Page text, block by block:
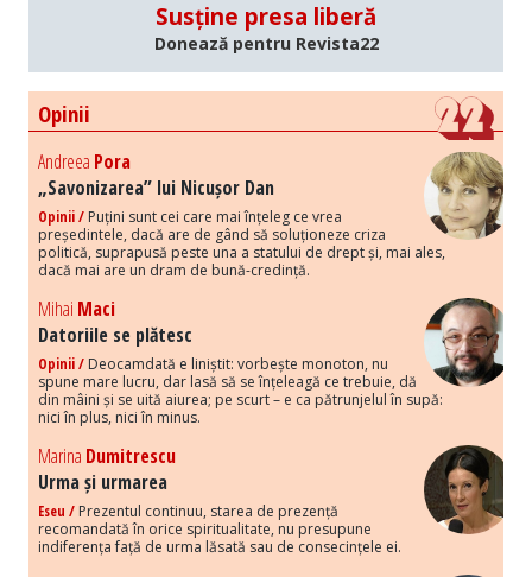
Susține presa liberă
Donează pentru Revista22
Opinii
Andreea Pora
„Savonizarea” lui Nicușor Dan
Opinii / Puțini sunt cei care mai înțeleg ce vrea
președintele, dacă are de gând să soluționeze criza
politică, suprapusă peste una a statului de drept și, mai ales,
dacă mai are un dram de bună-credință.
Mihai Maci
Datoriile se plătesc
Opinii / Deocamdată e liniștit: vorbește monoton, nu
spune mare lucru, dar lasă să se înțeleagă ce trebuie, dă
din mâini și se uită aiurea; pe scurt – e ca pătrunjelul în supă:
nici în plus, nici în minus.
Marina Dumitrescu
Urma și urmarea
Eseu / Prezentul continuu, starea de prezență
recomandată în orice spiritualitate, nu presupune
indiferența față de urma lăsată sau de consecințele ei.